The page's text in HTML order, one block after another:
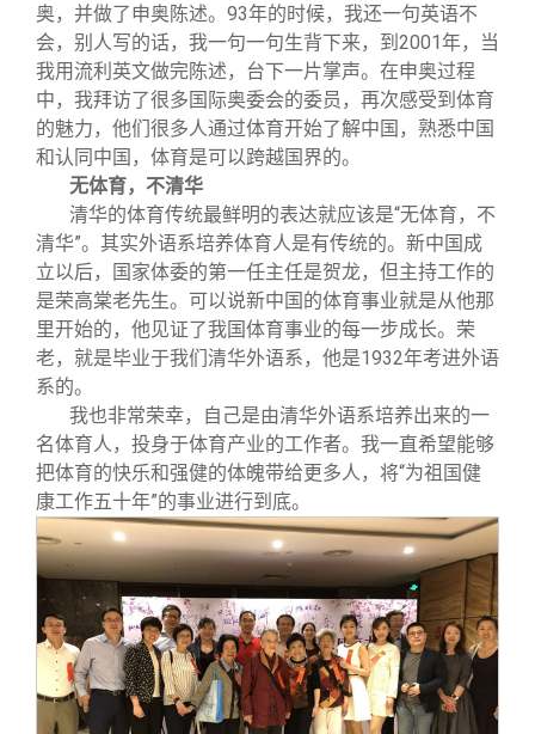
奥，并做了申奥陈述。93年的时候，我还一句英语不
会，别人写的话，我一句一句生背下来，到2001年，当
我用流利英文做完陈述，台下一片掌声。在申奥过程
中，我拜访了很多国际奥委会的委员，再次感受到体育
的魅力，他们很多人通过体育开始了解中国，熟悉中国
和认同中国，体育是可以跨越国界的。
无体育，不清华
清华的体育传统最鲜明的表达就应该是“无体育，不
清华”。其实外语系培养体育人是有传统的。新中国成
立以后，国家体委的第一任主任是贺龙，但主持工作的
是荣高棠老先生。可以说新中国的体育事业就是从他那
里开始的，他见证了我国体育事业的每一步成长。荣
老，就是毕业于我们清华外语系，他是1932年考进外语
系的。
我也非常荣幸，自己是由清华外语系培养出来的一
名体育人，投身于体育产业的工作者。我一直希望能够
把体育的快乐和强健的体魄带给更多人，将“为祖国健
康工作五十年”的事业进行到底。